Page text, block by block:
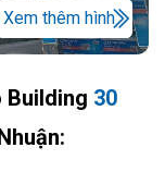
Xem thêm hình
Building 30